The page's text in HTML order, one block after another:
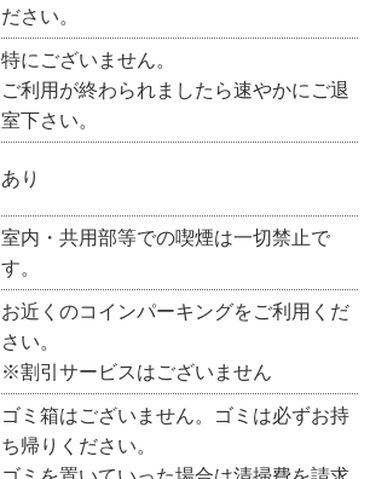
ださい。
特にございません。
ご利用が終わられましたら速やかにご退
室下さい。
あり
室内・共用部等での喫煙は一切禁止で
す。
お近くのコインパーキングをご利用くだ
さい。
※割引サービスはございません
ゴミ箱はございません。ゴミは必ずお持
ち帰りください。